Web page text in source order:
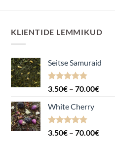
KLIENTIDE LEMMIKUD
Seitse Samuraid
Hinnanguga
3.50€ – 70.00€
White Cherry
Hinnanguga
3.50€ – 70.00€